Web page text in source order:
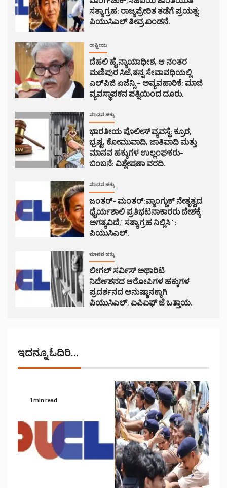
ಸತ್ಯಾಗ್ರಹ: ರಾಜ್ಯಪ್ರೇರಿತ ತಡೆಗೆ ಪ್ರಯತ್ನ:
ಪಿಯುಸಿಎಲ್ ತೀವ್ರ ಖಂಡನೆ.
ರಾಷ್ಟ್ರೀಯ
ದೆಹಲಿ ಹೈ ನ್ಯಾಯಾಧೀಶ, ಆ ನಂತರ
ಮಣಿಪುರ ಸಿಜೆ,ತನ್ನ ಸೇವಾವಧಿಯಲ್ಲಿ
ಎಲ್‌ಪಿಜಿ ಏಜೆನ್ಸಿ – ಅವ್ಯವಹಾರಿಕೆ: ಮಾಜಿ
ವ್ಯವಸ್ಥಾಪಕನ ಪತ್ನಿಯಿಂದ ದೂರು.
ಮಾನವ ಹಕ್ಕು
ಭಾರತೀಯ ಪೊಲೀಸ್ ವ್ಯವಸ್ಥೆ: ಕ್ರೂರ,
ಭ್ರಷ್ಟ, ಕೋಮುವಾದಿ, ಜಾತಿವಾದಿ ಮತ್ತು
ಮಾನವ ಹಕ್ಕುಗಳ ಉಲ್ಲಂಘಕರು-
ಬಿಂಬನೆ: ವಿಶ್ಲೇಷಣಾ ವರದಿ.
ಮಾನವ ಹಕ್ಕು
ಜಂತರ್- ಮಂತರ್:ವ್ಯಾಂಗ್ಚುಕ್ ನೇತೃತ್ವದ
ಧೈರ್ಯಶಾಲಿ ಪ್ರತಿಭಟನಾಕಾರರು ದೇಶಕ್ಕೆ
ಅಗತ್ಯವಿದೆ,’ ಸತ್ಯಾಗ್ರಹ ನಿಲ್ಲಿಸಿ ‘ :
ಪಿಯುಸಿಎಲ್.
ಮಾನವ ಹಕ್ಕು
ಲೀಗಲ್ ಸರ್ವಿಸ್ ಅಥಾರಿಟಿ
ನಿರ್ದೇಶನದ ಆರೋಪಿಗಳ ಹಕ್ಕುಗಳ
ಪ್ರದರ್ಶನದ ಅನುಷ್ಠಾನಕ್ಕಾಗಿ
ಪಿಯುಸಿಎಲ್, ಎಪಿಎಫ್ ಜೆ ಒತ್ತಾಯ.
ಇದನ್ನೂ ಓದಿರಿ...
1 min read